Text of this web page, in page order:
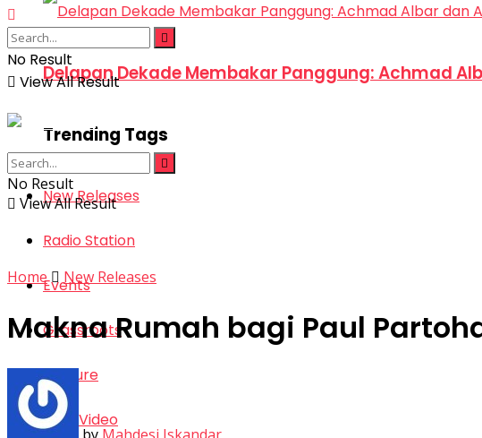
Delapan Dekade Membakar Panggung: Achmad
Trending Tags
New Releases
Radio Station
Events
Grassroots
Feature
Video
No Result
View All Result
No Result
View All Result
Home New Releases
Makna Rumah bagi Paul